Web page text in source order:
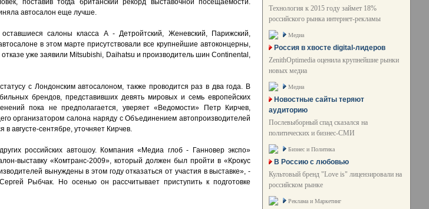
поставив тогда британский рекорд выставочной посещаемости.
автосалон еще лучше.
салоны класса А - Детройтский, Женевский, Парижский,
в этом марте присутствовали все крупнейшие автоконцерны,
уже заявили Mitsubishi, Daihatsu и производитель шин Continental,
с Лондонским автосалоном, также проводится раз в два года. В
брендов, представивших девять мировых и семь европейских
пока не предполагается, уверяет «Ведомости» Петр Кирчев,
организатором салона наряду с Объединением автопроизводителей
августе-сентябре, уточняет Кирчев.
российских автошоу. Компания «Медиа глоб - Ганновер экспо»
выставку «Комтранс-2009», который должен был пройти в «Крокус
вынуждены в этом году отказаться от участия в выставке», -
Рыбчак. Но осенью он рассчитывает приступить к подготовке
Технология к 2015 году займет 18%
российского рынка интернет-рекламы
Медиа
Россия в хвосте digital-лидеров
ZenithOptimedia оценила крупнейшие рынки
новых медиа
Медиа
Новостные сайты теряют
аудиторию
Послевыборный спад сказался на
политических и бизнес-СМИ
Бизнес и Политика
В Россию с любовью
Культовый бренд "Love is" лицензировали на
российском рынке
Реклама и Маркетинг